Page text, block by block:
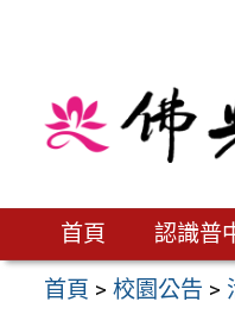
首頁 認識普
首頁 >校園公告 >